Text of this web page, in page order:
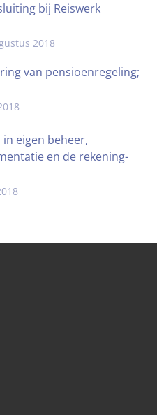
bij Reiswerk
2018
van pensioenregeling;
in eigen beheer,
en de rekening-